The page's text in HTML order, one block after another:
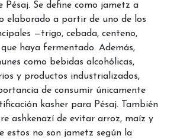
Pésaj. Se define como jametz a
elaborado a partir de uno de los
—trigo, cebada, centeno,
haya fermentado. Además,
como bebidas alcohólicas,
y productos industrializados,
de consumir únicamente
kasher para Pésaj. También
ashkenazí de evitar arroz, maíz y
estos no son jametz según la